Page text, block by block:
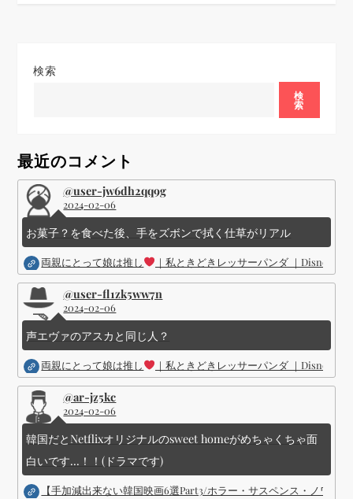
検索
検
索
最近のコメント
@user-jw6dh2qq9g
2024-02-06
お菓子？を食べた後、手をズボンで拭く仕草がリアル
両親にとって娘は推し ｜私ときどきレッサーパンダ ｜Disney (
@user-fl1zk5ww7n
2024-02-06
声エヴァのアスカと同じ人？
両親にとって娘は推し ｜私ときどきレッサーパンダ ｜Disney (
@ar-jz5kc
2024-02-06
韓国だとNetflixオリジナルのsweet homeがめちゃくちゃ面
白いです...！！(ドラマです)
【手加減出来ない韓国映画6選Part3/ホラー・サスペンス・ノワー